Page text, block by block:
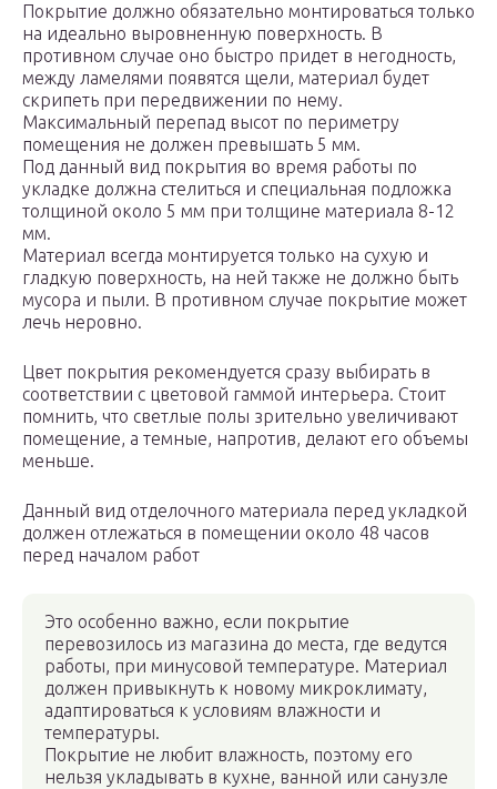
Покрытие должно обязательно монтироваться только
на идеально выровненную поверхность. В
противном случае оно быстро придет в негодность,
между ламелями появятся щели, материал будет
скрипеть при передвижении по нему.
Максимальный перепад высот по периметру
помещения не должен превышать 5 мм.
Под данный вид покрытия во время работы по
укладке должна стелиться и специальная подложка
толщиной около 5 мм при толщине материала 8-12
мм.
Материал всегда монтируется только на сухую и
гладкую поверхность, на ней также не должно быть
мусора и пыли. В противном случае покрытие может
лечь неровно.
Цвет покрытия рекомендуется сразу выбирать в
соответствии с цветовой гаммой интерьера. Стоит
помнить, что светлые полы зрительно увеличивают
помещение, а темные, напротив, делают его объемы
меньше.
Данный вид отделочного материала перед укладкой
должен отлежаться в помещении около 48 часов
перед началом работ
Это особенно важно, если покрытие
перевозилось из магазина до места, где ведутся
работы, при минусовой температуре. Материал
должен привыкнуть к новому микроклимату,
адаптироваться к условиям влажности и
температуры.
Покрытие не любит влажность, поэтому его
нельзя укладывать в кухне, ванной или санузле